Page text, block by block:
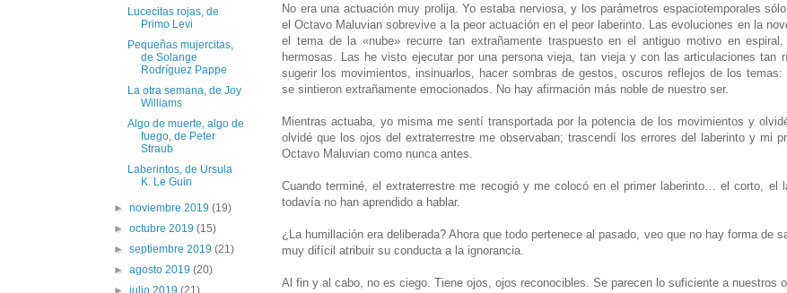
No era una actuación muy prolija. Yo estaba nerviosa, y los parámetros espaciotemporales
el Octavo Maluvian sobrevive a la peor actuación en el peor laberinto. Las evoluciones en la
el tema de la «nube» recurre tan extrañamente traspuesto en el antiguo motivo en espiral,
hermosas. Las he visto ejecutar por una persona vieja, tan vieja y con las articulaciones tan
sugerir los movimientos, insinuarlos, hacer sombras de gestos, oscuros reflejos de los
se sintieron extrañamente emocionados. No hay afirmación más noble de nuestro ser.
Mientras actuaba, yo misma me sentí transportada por la potencia de los movimientos y
olvidé que los ojos del extraterrestre me observaban; trascendí los errores del laberinto y mi
Octavo Maluvian como nunca antes.
Cuando terminé, el extraterrestre me recogió y me colocó en el primer laberinto… el corto, el
todavía no han aprendido a hablar.
¿La humillación era deliberada? Ahora que todo pertenece al pasado, veo que no hay forma de
muy difícil atribuir su conducta a la ignorancia.
Al fin y al cabo, no es ciego. Tiene ojos, ojos reconocibles. Se parecen lo suficiente a nuestros
Lucecitas rojas, de
Primo Levi
Pequeñas mujercitas,
de Solange
Rodríguez Pappe
La otra semana, de Joy
Williams
Algo de muerte, algo de
fuego, de Peter
Straub
Laberintos, de Ursula
K. Le Guin
►noviembre 2019(19)
►octubre 2019(15)
►septiembre 2019(21)
►agosto 2019(20)